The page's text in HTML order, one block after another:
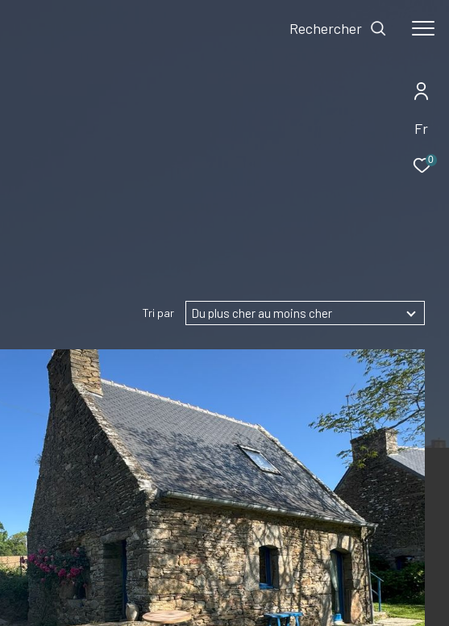
Fr
0
Rechercher
Tri par Du plus cher au moins cher